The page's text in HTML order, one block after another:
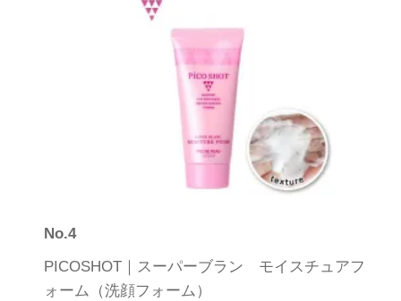
No.4
PICOSHOT｜スーパーブラン モイスチュアフ
ォーム（洗顔フォーム）